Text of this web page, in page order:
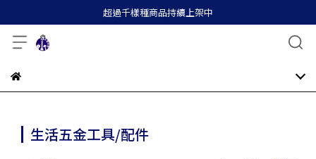
超過千樣種商品持續上架中
生活五金工具/配件